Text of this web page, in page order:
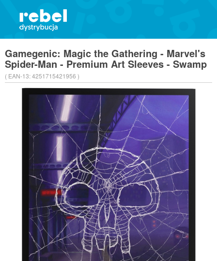
Gamegenic: Magic the Gathering - Marvel's
Spider-Man - Premium Art Sleeves - Swamp
( EAN-13:4251715421956 )